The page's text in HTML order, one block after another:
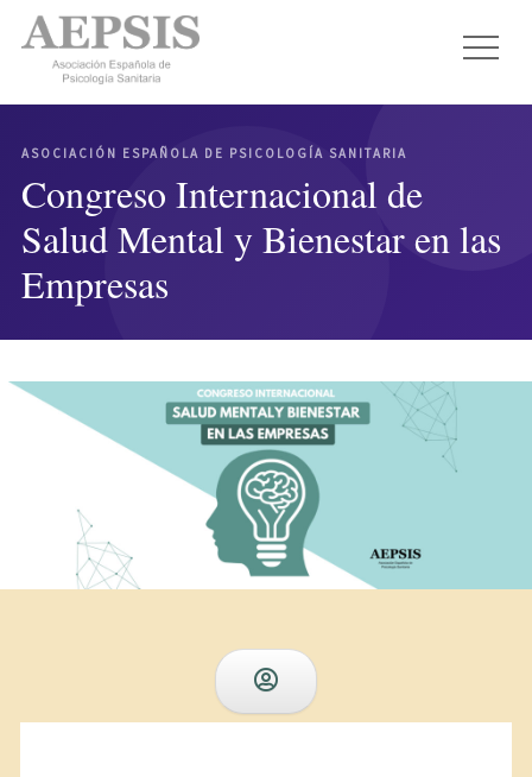
ASOCIACIÓN ESPAÑOLA DE PSICOLOGÍA SANITARIA
Congreso Internacional de
Salud Mental y Bienestar en las
Empresas